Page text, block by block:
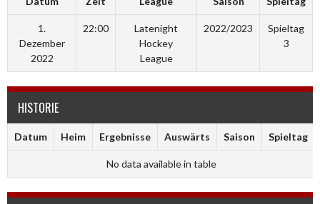
1.
Dezember
2022
22:00
Latenight
Hockey
League
2022/2023
Spieltag
3
HISTORIE
Datum Heim Ergebnisse Auswärts Saison Spieltag
No data available in table